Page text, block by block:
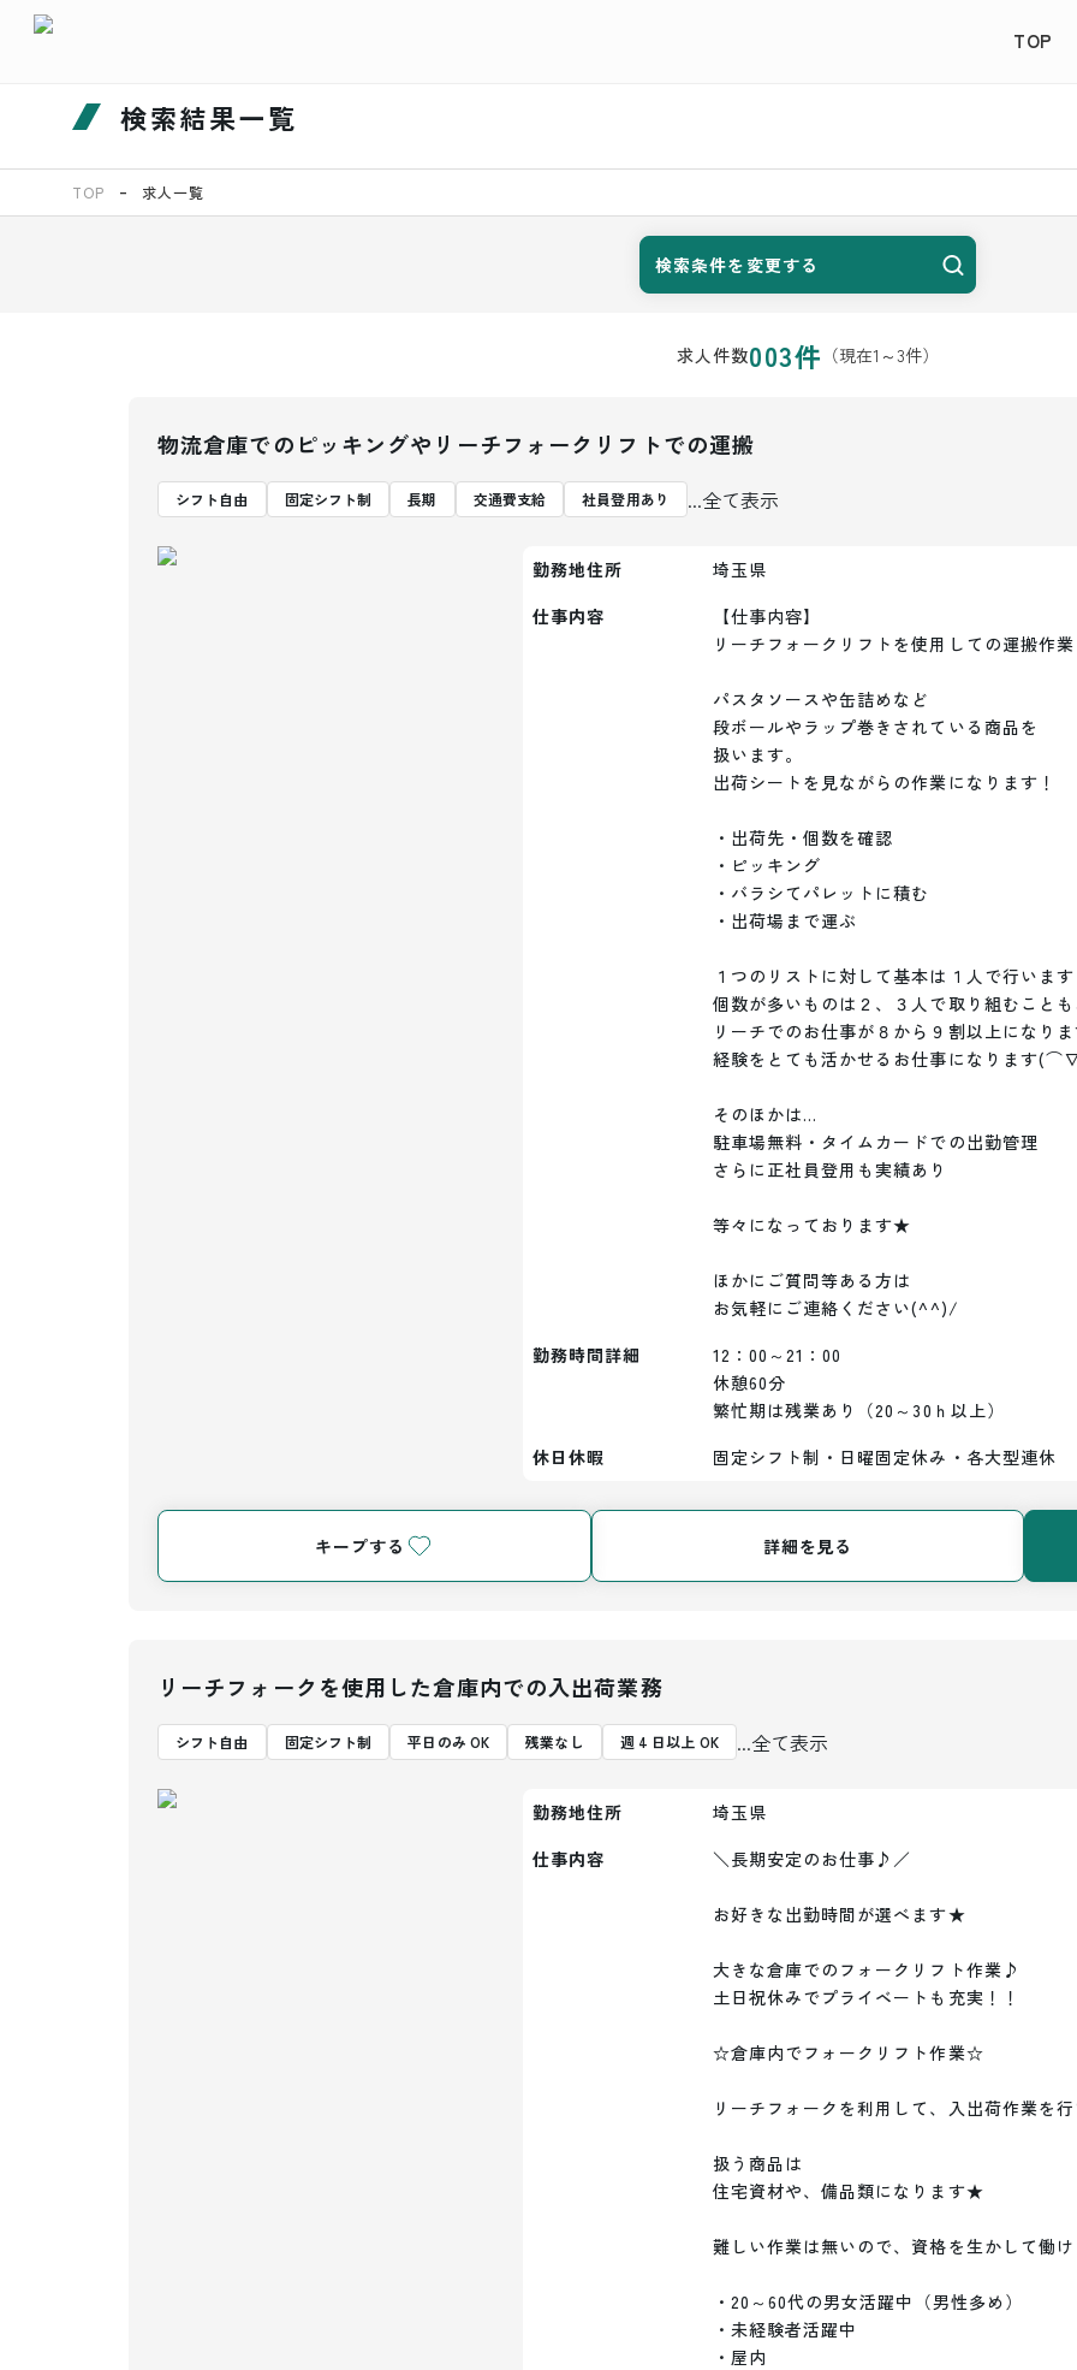
TOP
検索結果一覧
TOP 求人一覧
検索条件を変更する
求人件数003件 （現在1 ～3件）
物流倉庫でのピッキングやリーチフォークリフトでの運搬
シフト自由 固定シフト制 長期 交通費支給 社員登用あり ...全て表示
勤務地住所
埼玉県
仕事内容
【仕事内容】
リーチフォークリフトを使用しての運搬作業
パスタソースや缶詰めなど
段ボールやラップ巻きされている商品を
扱います。
出荷シートを見ながらの作業になります！
・出荷先・個数を確認
・ピッキング
・バラシてパレットに積む
・出荷場まで運ぶ
１つのリストに対して基本は１人で行いま
個数が多いものは２、３人で取り組むこと
リーチでのお仕事が８から９割以上になり
経験をとても活かせるお仕事になります
そのほかは…
駐車場無料・タイムカードでの出勤管理
さらに正社員登用も実績あり
等々になっております★
ほかにご質問等ある方は
お気軽にご連絡ください(^^)/
勤務時間詳細
12：00～21：00
休憩60分
繁忙期は残業あり（20～30ｈ以上）
休日休暇
固定シフト制・日曜固定休み・各大型連休
キープする 詳細を見る
リーチフォークを使用した倉庫内での入出荷業務
シフト自由 固定シフト制 平日のみ OK 残業なし 週 4 日以上 OK ...全て表示
勤務地住所
埼玉県
仕事内容
＼長期安定のお仕事♪／
お好きな出勤時間が選べます★
大きな倉庫でのフォークリフト作業♪
土日祝休みでプライベートも充実！！
☆倉庫内でフォークリフト作業☆
リーチフォークを利用して、入出荷作業を
扱う商品は
住宅資材や、備品類になります★
難しい作業は無いので、資格を生かして働
・20～60代の男女活躍中（男性多め）
・未経験者活躍中
・屋内